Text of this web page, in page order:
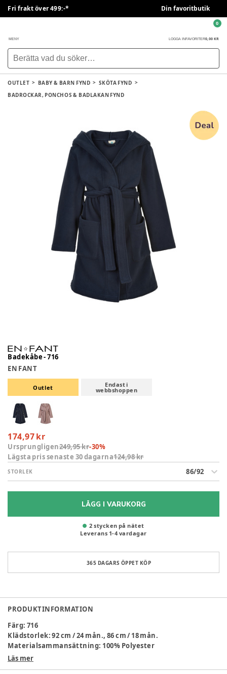
Fri frakt över 499:-* Din favoritbutik
MENY LOGGA IN FAVORITER0,00 KR
0
OUTLET BABY & BARN FYND
SKÖTA FYND
BADROCKAR, PONCHOS & BADLAKAN FYND
Badekåbe - 716
EN FANT
Outlet Endast i
webbshoppen
174,97 kr
Ursprungligen249,95 kr-30%
Lägsta pris senaste 30 dagarna124,98 kr
STORLEK 86/92
LÄGG I VARUKORG
2 stycken på nätet
Leverans 1-4 vardagar
365 DAGARS ÖPPET KÖP
PRODUKTINFORMATION
Färg: 716
Klädstorlek:92 cm / 24 mån., 86 cm / 18 mån.
Materialsammansättning: 100% Polyester
Artikelnummer:
Läs mer